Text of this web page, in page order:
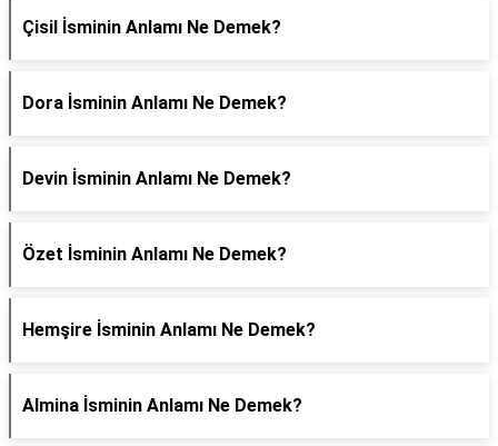
Çisil İsminin Anlamı Ne Demek?
Dora İsminin Anlamı Ne Demek?
Devin İsminin Anlamı Ne Demek?
Özet İsminin Anlamı Ne Demek?
Hemşire İsminin Anlamı Ne Demek?
Almina İsminin Anlamı Ne Demek?